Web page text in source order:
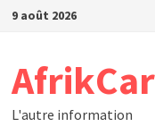
Passer
9 août 2026
L'autre information